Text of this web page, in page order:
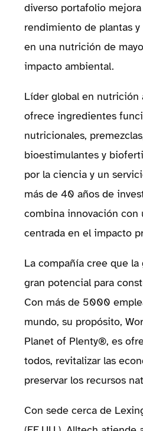
diverso portafolio mejora
rendimiento de plantas
en una nutrición de
impacto ambiental.
Líder global en nutrición
ofrece ingredientes
nutricionales,
bioestimulantes y
por la ciencia y un
más de 40 años de
combina innovación con
centrada en el impacto
La compañía cree que
gran potencial para
Con más de 5000
mundo, su propósito,
Planet of Plenty®, es
todos, revitalizar las
preservar los recursos
Con sede cerca de